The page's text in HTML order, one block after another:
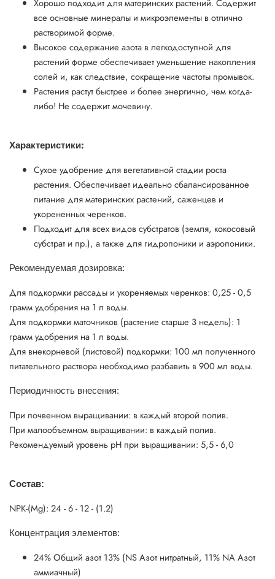
все основные минералы и микроэлементы в отлично
растворимой форме.
Высокое содержание азота в легкодоступной для
растений форме обеспечивает уменьшение накопления
солей и, как следствие, сокращение частоты промывок.
Растения растут быстрее и более энергично, чем когда-
либо! Не содержит мочевину.
Характеристики:
Сухое удобрение для вегетативной стадии роста
растения. Обеспечивает идеально сбалансированное
питание для материнских растений, саженцев и
укорененных черенков.
Подходит для всех видов субстратов (земля, кокосовый
субстрат и пр.), а также для гидропоники и аэропоники.
Рекомендуемая дозировка:
Для подкормки рассады и укореняемых черенков: 0,25 - 0,5
грамм удобрения на 1 л воды.
Для подкормки маточников (растение старше 3 недель): 1
грамм удобрения на 1 л воды.
Для внекорневой (листовой) подкормки: 100 мл полученного
питательного раствора необходимо разбавить в 900 мл воды.
Периодичность внесения:
При почвенном выращивании: в каждый второй полив.
При малообъемном выращивании: в каждый полив.
Рекомендуемый уровень pH при выращивании: 5,5 - 6,0
Состав:
NРК-(Mg): 24 - 6 - 12 - (1.2)
Концентрация элементов:
24% Общий азот 13% (NS Азот нитратный, 11% NА Азот
аммиачный)